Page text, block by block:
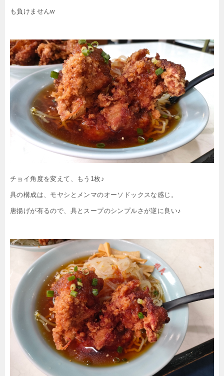
も負けませんw
チョイ角度を変えて、もう1枚♪
具の構成は、モヤシとメンマのオーソドックスな感じ。
唐揚げが有るので、具とスープのシンプルさが逆に良い♪